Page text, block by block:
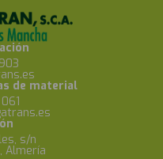
de material
s/n
Almería